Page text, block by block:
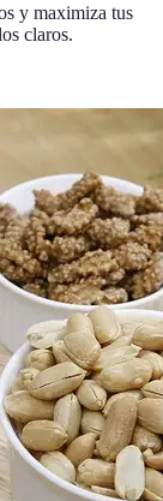
y maximiza tus
claros.